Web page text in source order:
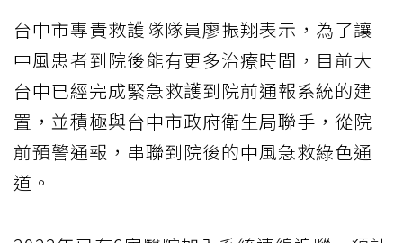
台中市專責救護隊隊員廖振翔表示，為了讓
中風患者到院後能有更多治療時間，目前大
台中已經完成緊急救護到院前通報系統的建
置，並積極與台中市政府衛生局聯手，從院
前預警通報，串聯到院後的中風急救綠色通
道。